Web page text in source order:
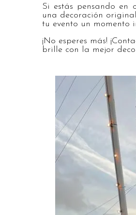
Si estás pensando en
una decoración
tu evento un momento
¡No esperes más!
brille con la mejor